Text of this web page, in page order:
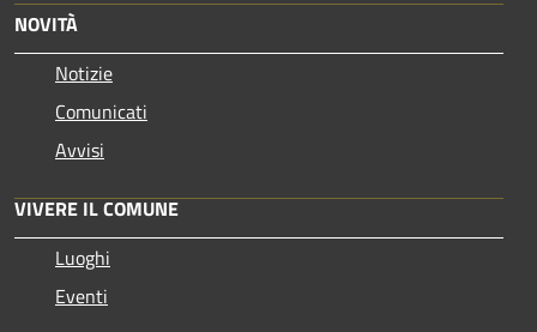
NOVITÀ
Notizie
Comunicati
Avvisi
VIVERE IL COMUNE
Luoghi
Eventi